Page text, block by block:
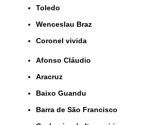
Toledo
Wenceslau Braz
coronel vivida
Afonso Cláudio
Aracruz
Baixo Guandu
Barra de São Francisco